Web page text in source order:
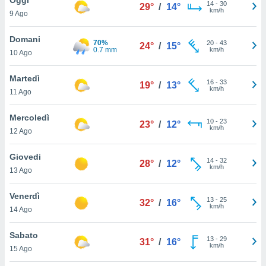
è
al sito
di
ci
di
il
un
la
nella
9 Ago
29° / 14° 14- 30
km/h
Domani
10 Ago
70%
0.7 mm
24° / 15° 20- 43
km/h
Martedì
11 Ago
19° / 13° 16- 33
km/h
Mercoledì
12 Ago
23° / 12° 10- 23
km/h
Giovedi
13 Ago
28° / 12° 14- 32
km/h
Venerdì
14 Ago
32° / 16° 13- 25
km/h
Sabato
15 Ago
31° / 16° 13- 29
km/h